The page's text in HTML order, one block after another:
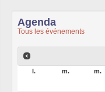
Agenda
Tous les événements
l. m. m.